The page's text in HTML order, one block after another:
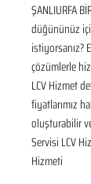
ŞANLIURFA
düğününüz
istiyorsanız?
çözümlerle
LCV Hizmet
fiyatlarımız
oluşturabilir
Servisi LCV
Hizmeti